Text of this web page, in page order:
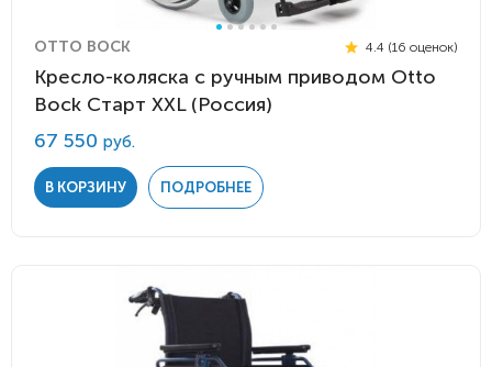
OTTO BOCK 4.4 (16 оценок)
Кресло-коляска с ручным приводом Otto
Bock Старт XXL (Россия)
67 550 руб.
В КОРЗИНУ ПОДРОБНЕЕ